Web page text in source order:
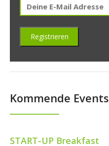
Kommende Events
START-UP Breakfast